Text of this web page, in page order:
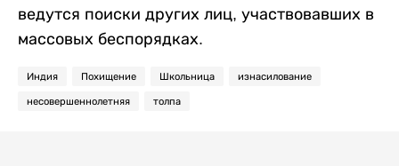
ведутся поиски других лиц, участвовавших в
массовых беспорядках.
Индия Похищение Школьница изнасилование
несовершеннолетняя толпа